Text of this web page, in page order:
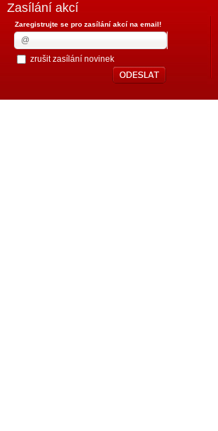
Zasílání akcí
Zaregistrujte se pro zasílání akcí na email!
zrušit zasílání novinek